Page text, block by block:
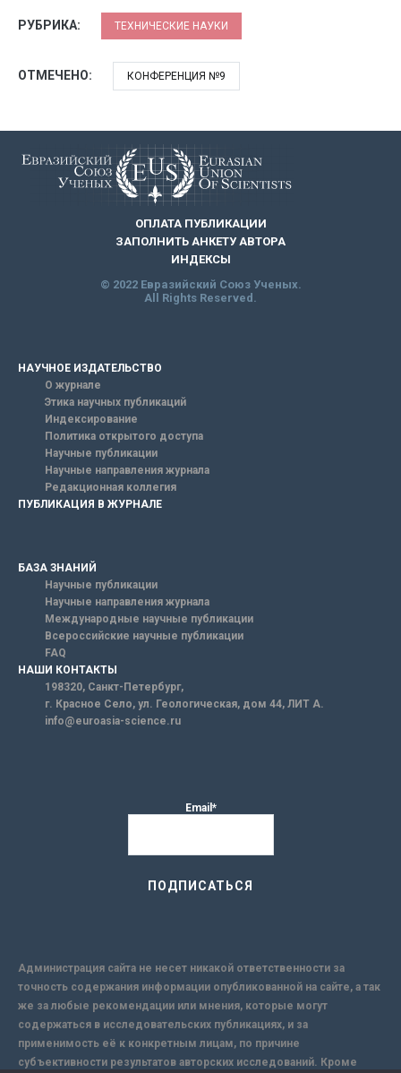
РУБРИКА: ТЕХНИЧЕСКИЕ НАУКИ
ОТМЕЧЕНО: КОНФЕРЕНЦИЯ №9
ОПЛАТА ПУБЛИКАЦИИ
ЗАПОЛНИТЬ АНКЕТУ АВТОРА
ИНДЕКСЫ
© 2022 Евразийский Союз Ученых.
All Rights Reserved.
НАУЧНОЕ ИЗДАТЕЛЬСТВО
О журнале
Этика научных публикаций
Индексирование
Политика открытого доступа
Научные публикации
Научные направления журнала
Редакционная коллегия
ПУБЛИКАЦИЯ В ЖУРНАЛЕ
БАЗА ЗНАНИЙ
Научные публикации
Научные направления журнала
Международные научные публикации
Всероссийские научные публикации
FAQ
НАШИ КОНТАКТЫ
198320, Санкт-Петербург,
г. Красное Село, ул. Геологическая, дом 44, ЛИТ А.
info@euroasia-science.ru
Email*
Администрация сайта не несет никакой ответственности за
точность содержания информации опубликованной на сайте, а так
же за любые рекомендации или мнения, которые могут
содержаться в исследовательских публикациях, и за
применимость её к конкретным лицам, по причине
субъективности результатов авторских исследований. Кроме